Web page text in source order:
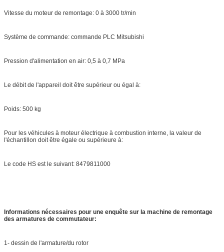
Vitesse du moteur de remontage: 0 à 3000 tr/min
Système de commande: commande PLC Mitsubishi
Pression d'alimentation en air: 0,5 à 0,7 MPa
Le débit de l'appareil doit être supérieur ou égal à:
Poids: 500 kg
Pour les véhicules à moteur électrique à combustion interne, la valeur de
l'échantillon doit être égale ou supérieure à:
Le code HS est le suivant: 8479811000
Informations nécessaires pour une enquête sur la machine de remontage
des armatures de commutateur:
1- dessin de l'armature/du rotor